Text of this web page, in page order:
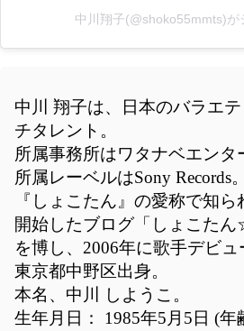
中川翔子(@shoko55mmts)が
中川 翔子は、日本のバラエ
チタレント。
所属事務所はワタナベエンタ
所属レーベルはSony Records。
『しょこたん』の愛称で知
開始したブログ「しょこた
を博し、2006年に歌手デビュ
東京都中野区出身。
本名、中川 しようこ。
生年月日： 1985年5月5日 (年